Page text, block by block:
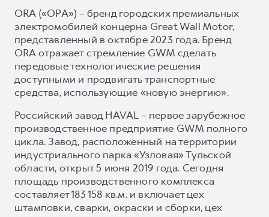
ORA («ОРА») – бренд городских премиальных
электромобилей концерна Great Wall Motor,
представленный в октябре 2023 года. Бренд
ORA отражает стремление GWM сделать
передовые технологические решения
доступными и продвигать транспортные
средства, использующие «новую энергию».
Российский завод HAVAL – первое зарубежное
производственное предприятие GWM полного
цикла. Завод, расположенный на территории
индустриального парка «Узловая» Тульской
области, открыт 5 июня 2019 года. Сегодня
площадь производственного комплекса
составляет 183 158 кв.м. и включает цех
штамповки, сварки, окраски и сборки, цех